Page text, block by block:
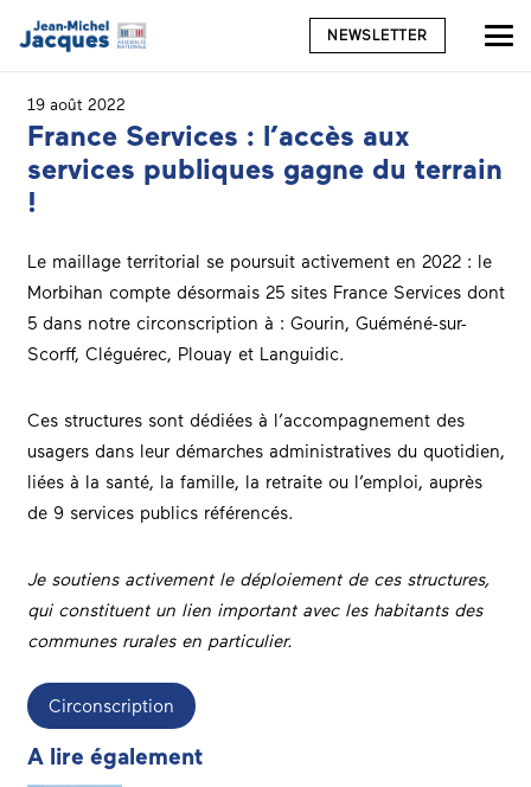
NEWSLETTER
19 août 2022
France Services : l’accès aux
services publiques gagne du terrain
!
Le maillage territorial se poursuit activement en 2022 : le
Morbihan compte désormais 25 sites France Services dont
5 dans notre circonscription à : Gourin, Guéméné-sur-
Scorff, Cléguérec, Plouay et Languidic.
Ces structures sont dédiées à l’accompagnement des
usagers dans leur démarches administratives du quotidien,
liées à la santé, la famille, la retraite ou l’emploi, auprès
de 9 services publics référencés.
Je soutiens activement le déploiement de ces structures,
qui constituent un lien important avec les habitants des
communes rurales en particulier.
Circonscription
A lire également